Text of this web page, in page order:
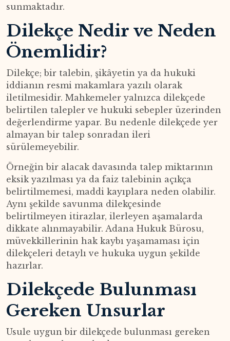
sunmaktadır.
Dilekçe Nedir ve Neden
Önemlidir?
Dilekçe; bir talebin, şikâyetin ya da hukuki
iddianın resmi makamlara yazılı olarak
iletilmesidir. Mahkemeler yalnızca dilekçede
belirtilen talepler ve hukuki sebepler üzerinden
değerlendirme yapar. Bu nedenle dilekçede yer
almayan bir talep sonradan ileri
sürülemeyebilir.
Örneğin bir alacak davasında talep miktarının
eksik yazılması ya da faiz talebinin açıkça
belirtilmemesi, maddi kayıplara neden olabilir.
Aynı şekilde savunma dilekçesinde
belirtilmeyen itirazlar, ilerleyen aşamalarda
dikkate alınmayabilir. Adana Hukuk Bürosu,
müvekkillerinin hak kaybı yaşamaması için
dilekçeleri detaylı ve hukuka uygun şekilde
hazırlar.
Dilekçede Bulunması
Gereken Unsurlar
Usule uygun bir dilekçede bulunması gereken